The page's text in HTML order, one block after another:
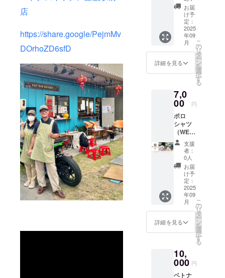
店
https://share.google/PejmMv
DOrhoZD6sfD
ケット
で子ど
もたち
に食事
を提供
するこ
来ま
す。 ホ
に貼れ
ば 小学
生３人
のケー
ス 中学
生１人
と小学
生１人
のケー
ス 高校
生１人
のケー
れの
もたち
に食事
とが出
来ま
す。 御
まきチ
ケット
の表記
であ
り、１
００円
チケッ
ト６枚
ライ種
まきチ
をホワ
イト
ボード
に貼っ
て、 そ
のチ
ケット
で子ど
もたち
に食事
を提供
するこ
来ま
す。 ホ
に貼れ
ば 小学
生３人
日を
メッ
セージ
にてお
知らせ
くださ
い。 画
像に１
記載が
ありま
この記
載は１
００円
（百
円）ミ
ライ種
まきチ
ケット
の表記
であ
り、１
００円
チケッ
ト１０
ミライ
種まき
XL １
枚を施
設の子
どもに
１枚プ
レゼン
トし、
ポロ
シャツ
リジナ
ル）Sか
XL １
枚をリ
ターン
として
送りま
す。 ポ
ロシャ
ツにつ
いては
備考欄
にxlかs
の希望
をお知
らせく
ださ
お届
け予
定：
2025
年09
月
詳細を見る
こ
の
リ
タ
ー
ン
を
選
択
す
る
7,0
00 円
ポロ
シャツ
（WEL
WELオ
リジナ
ル）Sか
XL、ベ
トナム
インス
タント
コー
ヒーを
10p、
ポップ
アップ
リー
ディン
グカー
ド）1
支援
者：
0人
お届
け予
定：
2025
年09
月
詳細を見る
こ
の
リ
タ
ー
ン
を
選
択
す
る
10,
000 円
ベトナ